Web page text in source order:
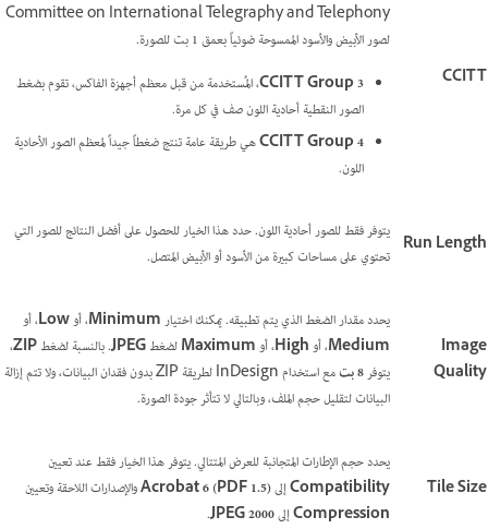
CCITT
Committee on International Telegraphy and Telephony
لصور الأبيض والأسود الممسوحة ضوئياً بعمق 1 بت للصورة.
CCITT Group 3، المُستخدمة من قبل معظم أجهزة الفاكس، تقوم بضغط
الصور النقطية أحادية اللون صف في كل مرة.
CCITT Group 4هي طريقة عامة تنتج ضغطاً جيداً لمعظم الصور الأحادية
اللون.
Run Length
يتوفر فقط للصور أحادية اللون. حدد هذا الخيار للحصول على أفضل النتائج للصور التي
تحتوي على مساحات كبيرة من الأسود أو الأبيض المتصل.
Image
Quality
يحدد مقدار الضغط الذي يتم تطبيقه. يمكنك اختيارMinimum، أوLow، أو
Medium، أوHigh، أوMaximumلضغطJPEG. بالنسبة لضغطZIP،
يتوفر8 بت
مع استخدام InDesign لطريقة ZIP بدون فقدان البيانات، ولا تتم إزالة
البيانات لتقليل حجم الملف، وبالتالي لا تتأثر جودة الصورة.
Tile Size
يحدد حجم الإطارات المتجانبة للعرض المتتالي. يتوفر هذا الخيار فقط عند تعيين
CompatibilityإلىAcrobat 6 (PDF 1.5)والإصدارات اللاحقة وتعيين
CompressionإلىJPEG 2000
.